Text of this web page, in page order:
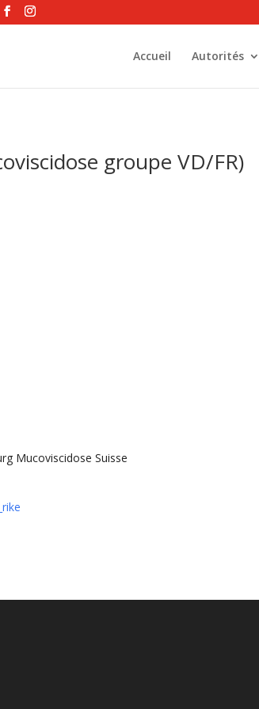
Accueil Autorités
groupe VD/FR)
Mucoviscidose Suisse